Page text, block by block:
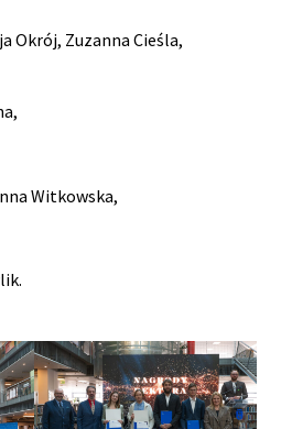
Okrój, Zuzanna Cieśla,
Witkowska,